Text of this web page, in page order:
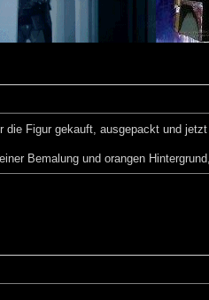
Figur gekauft, ausgepackt und
Bemalung und orangen